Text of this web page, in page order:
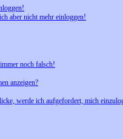
aber nicht mehr einloggen!
noch falsch!
anzeigen?
werde ich aufgefordert, mich